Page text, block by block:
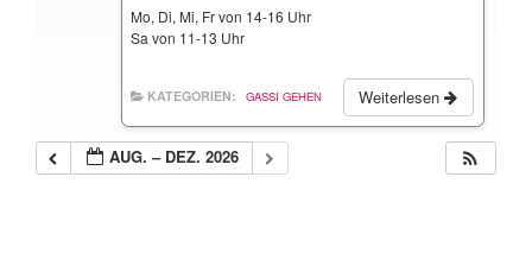
Mo, Di, Mi, Fr von 14-16 Uhr
Sa von 11-13 Uhr
Weiterlesen
KATEGORIEN: GASSI GEHEN
AUG. – DEZ. 2026